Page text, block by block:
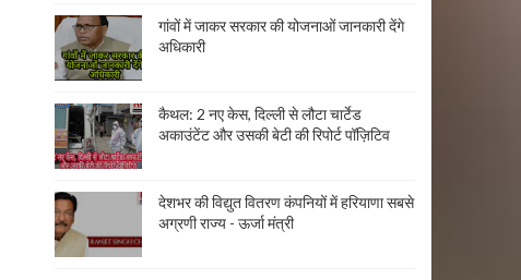
गांवों में जाकर सरकार की योजनाओं जानकारी देंगे
अधिकारी
कैथल: 2 नए केस, दिल्ली से लौटा चार्टेड
अकाउंटेंट और उसकी बेटी की रिपोर्ट पॉज़िटिव
देशभर की विद्युत वितरण कंपनियों में हरियाणा सबसे
अग्रणी राज्य - ऊर्जा मंत्री